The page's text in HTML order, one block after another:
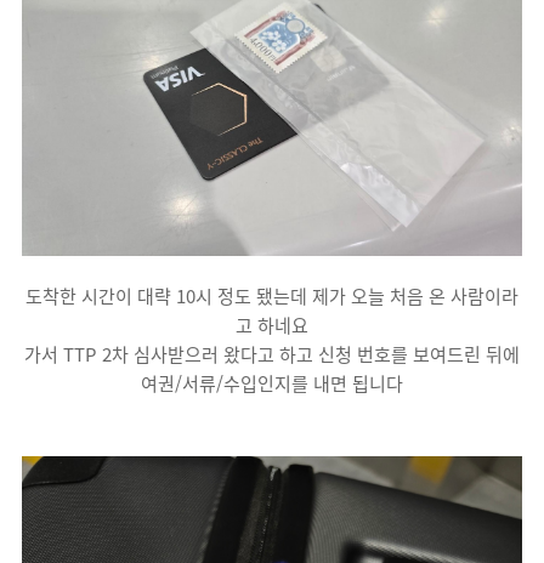
도착한 시간이 대략 10시 정도 됐는데 제가 오늘 처음 온 사람이라
고 하네요
가서 TTP 2차 심사받으러 왔다고 하고 신청 번호를 보여드린 뒤에
여권/서류/수입인지를 내면 됩니다